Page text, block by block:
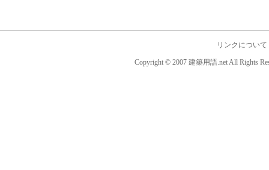
リンクについて
Copyright © 2007 建築用語.net All Rights